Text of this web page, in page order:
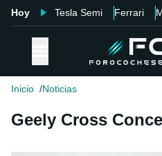
Hoy Tesla Semi Ferrari
Inicio Noticias
Geely Cross